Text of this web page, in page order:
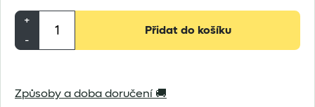
+
-
EVA
množství
Přidat do košíku
Způsoby a doba doručení 🚚